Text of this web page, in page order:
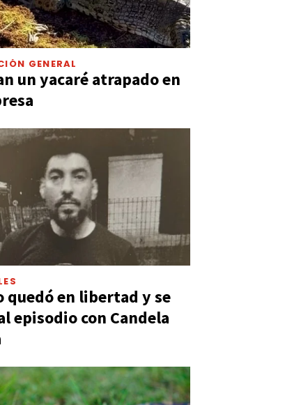
GENERAL
un yacaré atrapado en
quedó en libertad y se
episodio con Candela